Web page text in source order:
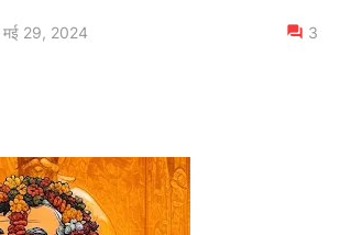
मई 29, 2024 3